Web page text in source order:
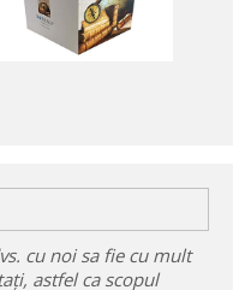
cu noi sa fie cu mult
astfel ca scopul